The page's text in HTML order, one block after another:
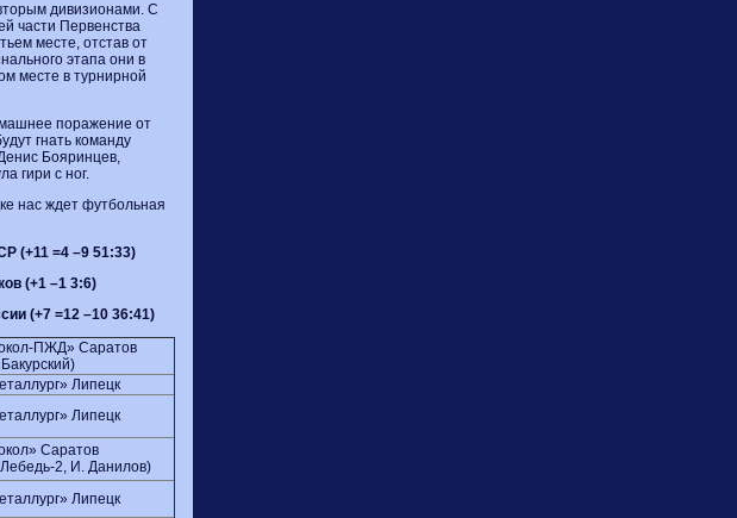
дивизионами. С
части Первенства
месте, отстав от
этапа они в
месте в турнирной
поражение от
гнать команду
Бояринцев,
гири с ног.
нас ждет футбольная
(+11 =4 –9 51:33)
(+1 –1 3:6)
(+7 =12 –10 36:41)
ПЖД» Саратов
Липецк
Липецк
Саратов
2, И. Данилов)
Липецк